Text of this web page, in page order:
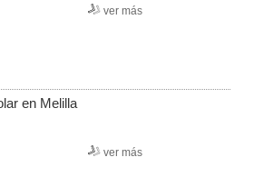
ver más
en Melilla
ver más